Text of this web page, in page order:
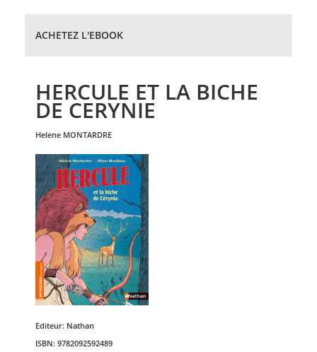
ACHETEZ L'EBOOK
HERCULE ET LA BICHE
DE CERYNIE
helene MONTARDRE
Editeur: Nathan
ISBN: 9782092592489